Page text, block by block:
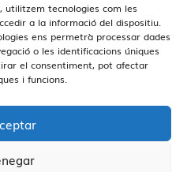
utilitzem tecnologies com les
a la informació del dispositiu.
ens permetrà processar dades
o les identificacions úniques
el consentiment, pot afectar
i funcions.
Reus Veure Oficines